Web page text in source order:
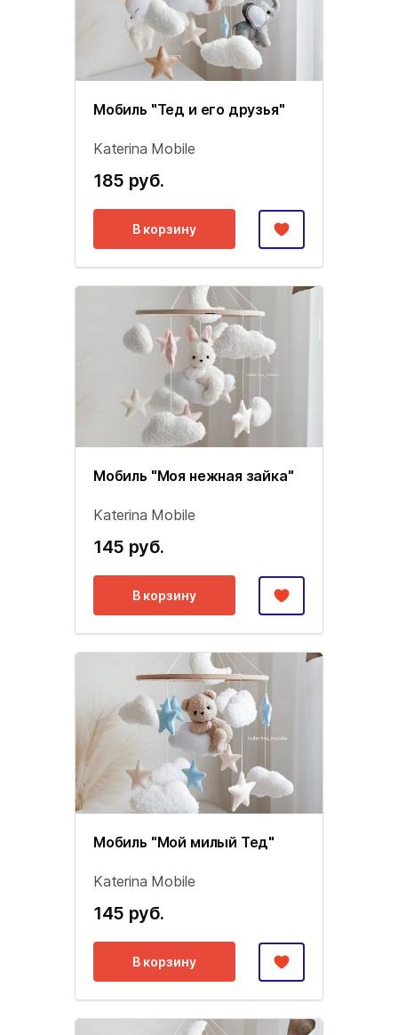
Мобиль "Тед и его друзья"
Katerina Mobile
185 руб.
В корзину
Мобиль "Моя нежная зайка"
Katerina Mobile
145 руб.
В корзину
Мобиль "Мой милый Тед"
Katerina Mobile
145 руб.
В корзину